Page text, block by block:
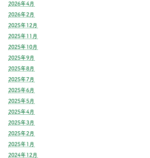
2026年4月
2026年2月
2025年12月
2025年11月
2025年10月
2025年9月
2025年8月
2025年7月
2025年6月
2025年5月
2025年4月
2025年3月
2025年2月
2025年1月
2024年12月